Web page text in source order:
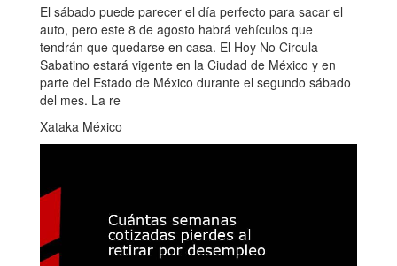
El sábado puede parecer el día perfecto para sacar el
auto, pero este 8 de agosto habrá vehículos que
tendrán que quedarse en casa. El Hoy No Circula
Sabatino estará vigente en la Ciudad de México y en
parte del Estado de México durante el segundo sábado
del mes. La re
Xataka México